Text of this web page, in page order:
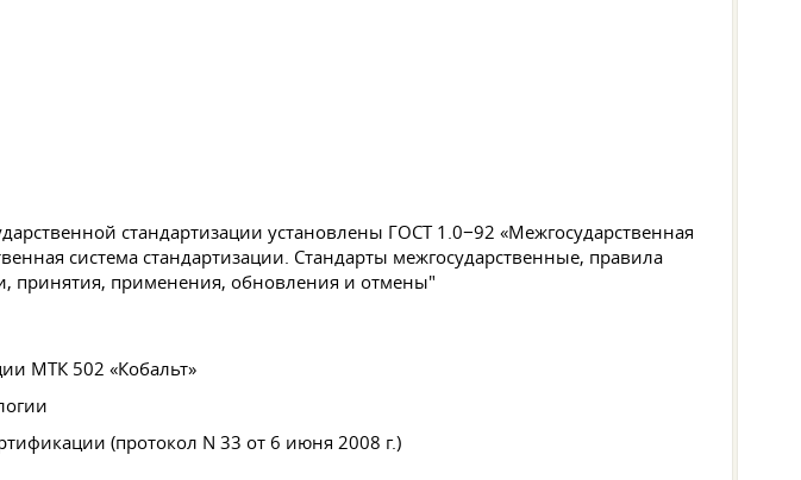
стандартизации установлены ГОСТ 1 .0−92 «Межгосударственная
система стандартизации. Стандарты межгосударственные, правила
принятия, применения, обновления и отмены"
МТК 502 «Кобальт»
(протокол N 33 от 6 июня 2008 г.)